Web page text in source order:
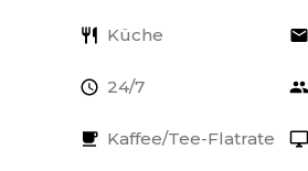
Küche
24/7
Kaffee/Tee-Flatrate